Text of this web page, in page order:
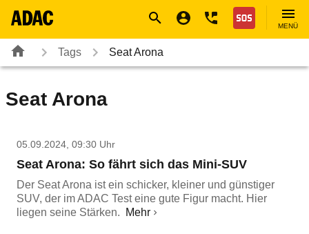
Nothilfe
MENÜ
Tags Seat Arona
Seat Arona
05.09.2024, 09:30 Uhr
Seat Arona: So fährt sich das Mini-SUV
Der Seat Arona ist ein schicker, kleiner und günstiger
SUV, der im ADAC Test eine gute Figur macht. Hier
liegen seine Stärken.
Mehr